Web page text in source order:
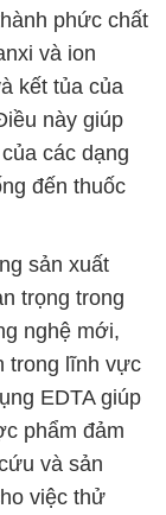
phức chất
và ion
kết tủa của
này giúp
các dạng
đến thuốc
sản xuất
trọng trong
nghệ mới,
trong lĩnh vực
EDTA giúp
phẩm đảm
và sản
việc thử